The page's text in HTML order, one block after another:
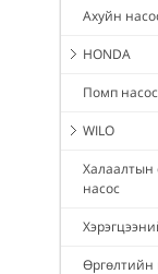
Ахуйн
HONDA
Помп насос
WILO
Халаалтын
насос
Өргөлтийн